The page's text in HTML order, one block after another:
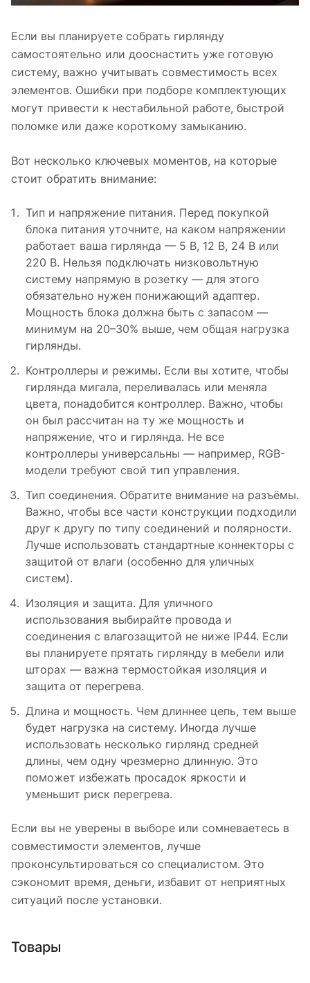
Если вы планируете собрать гирлянду
самостоятельно или дооснастить уже готовую
систему, важно учитывать совместимость всех
элементов. Ошибки при подборе комплектующих
могут привести к нестабильной работе, быстрой
поломке или даже короткому замыканию.
Вот несколько ключевых моментов, на которые
стоит обратить внимание:
Тип и напряжение питания. Перед покупкой
блока питания уточните, на каком напряжении
работает ваша гирлянда — 5 В, 12 В, 24 В или
220 В. Нельзя подключать низковольтную
систему напрямую в розетку — для этого
обязательно нужен понижающий адаптер.
Мощность блока должна быть с запасом —
минимум на 20–30% выше, чем общая нагрузка
гирлянды.
Контроллеры и режимы. Если вы хотите, чтобы
гирлянда мигала, переливалась или меняла
цвета, понадобится контроллер. Важно, чтобы
он был рассчитан на ту же мощность и
напряжение, что и гирлянда. Не все
контроллеры универсальны — например, RGB-
модели требуют свой тип управления.
Тип соединения. Обратите внимание на разъёмы.
Важно, чтобы все части конструкции подходили
друг к другу по типу соединений и полярности.
Лучше использовать стандартные коннекторы с
защитой от влаги (особенно для уличных
систем).
Изоляция и защита. Для уличного
использования выбирайте провода и
соединения с влагозащитой не ниже IP44. Если
вы планируете прятать гирлянду в мебели или
шторах — важна термостойкая изоляция и
защита от перегрева.
Длина и мощность. Чем длиннее цепь, тем выше
будет нагрузка на систему. Иногда лучше
использовать несколько гирлянд средней
длины, чем одну чрезмерно длинную. Это
поможет избежать просадок яркости и
уменьшит риск перегрева.
Если вы не уверены в выборе или сомневаетесь в
совместимости элементов, лучше
проконсультироваться со специалистом. Это
сэкономит время, деньги, избавит от неприятных
ситуаций после установки.
Товары